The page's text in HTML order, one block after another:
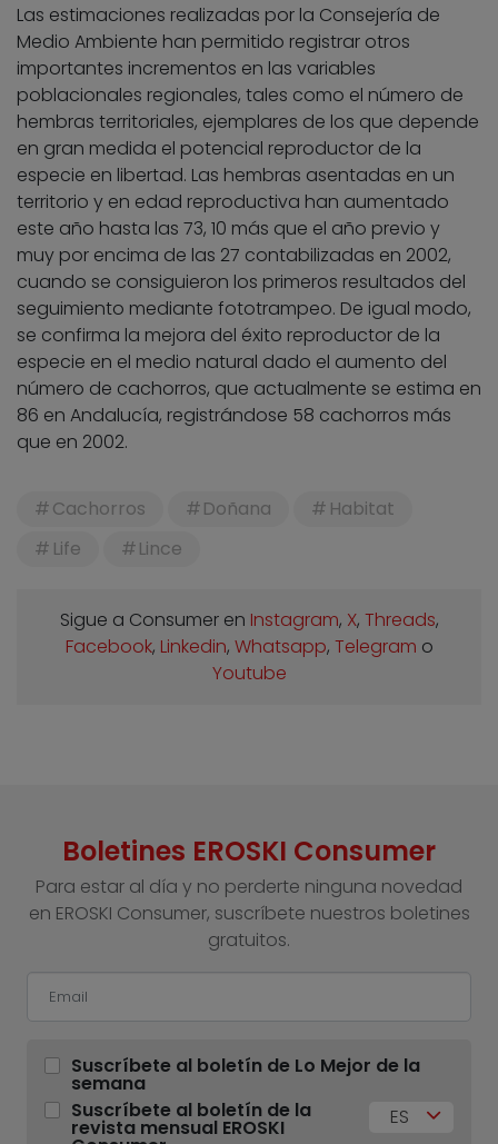
Las estimaciones realizadas por la Consejería de
Medio Ambiente han permitido registrar otros
importantes incrementos en las variables
poblacionales regionales, tales como el número de
hembras territoriales, ejemplares de los que depende
en gran medida el potencial reproductor de la
especie en libertad. Las hembras asentadas en un
territorio y en edad reproductiva han aumentado
este año hasta las 73, 10 más que el año previo y
muy por encima de las 27 contabilizadas en 2002,
cuando se consiguieron los primeros resultados del
seguimiento mediante fototrampeo. De igual modo,
se confirma la mejora del éxito reproductor de la
especie en el medio natural dado el aumento del
número de cachorros, que actualmente se estima en
86 en Andalucía, registrándose 58 cachorros más
que en 2002.
Cachorros Doñana
Habitat
Life
Lince
Sigue a Consumer en Instagram, X, Threads,
Facebook, Linkedin, Whatsapp, Telegram o
Youtube
Boletines EROSKI Consumer
Para estar al día y no perderte ninguna novedad
en EROSKI Consumer, suscríbete nuestros boletines
gratuitos.
Suscríbete al boletín de Lo Mejor de la
semana
Suscríbete al boletín de la
revista mensual EROSKI ES